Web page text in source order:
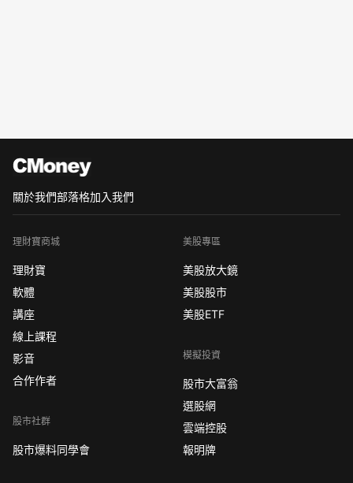
關於我們部落格加入我們
理財寶商城
理財寶
軟體
講座
線上課程
影音
合作作者
股市社群
股市爆料同學會
美股專區
美股放大鏡
美股股市
美股ETF
模擬投資
股市大富翁
選股網
雲端控股
報明牌